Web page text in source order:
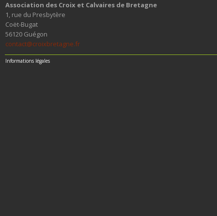
Association des Croix et Calvaires de Bretagne
1, rue du Presbytère
Coët-Bugat
56120 Guégon
contact@croixbretagne.fr
Informations légales